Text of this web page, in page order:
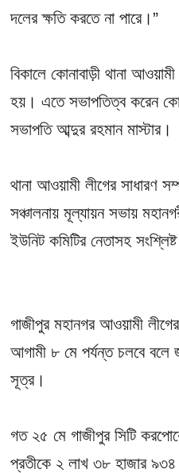
দলের ক্ষতি করতে না পারে।”
বিকালে কোনাবাড়ী থানা
হয়। এতে সভাপতিত্ব করেন
সভাপতি আব্দুর রহমান মাস্টার।
থানা আওয়ামী লীগের সাধারণ
সঞ্চালনায় মূল্যায়ন সভায়
ইউনিট কমিটির নেতাসহ
গাজীপুর মহানগর আওয়ামী
আগামী ৮ মে পর্যন্ত চলবে বলে
সূত্র।
গত ২৫ মে গাজীপুর সিটি
প্রতীকে ২ লাখ ৩৮ হাজার ৯৩৪